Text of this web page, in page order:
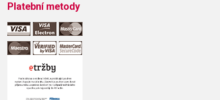
Platební metody